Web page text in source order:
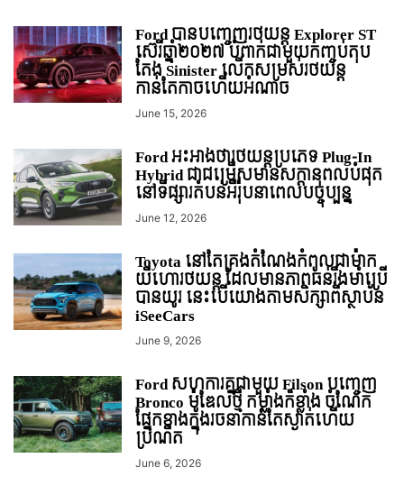
Ford បានបញ្ចេញរថយន្ដ Explorer ST
ស៊េរីឆ្នាំ២០២៧ បំពាក់ជាមួយកញ្ចប់តុប
តែង Sinister លើកសម្រស់រថយន្ដ
កាន់តែកាចហើយអំណាច
June 15, 2026
Ford អះអាងថារថយន្តប្រភេទ Plug-In
Hybrid ជាជម្រើសមានសក្តានុពលបំផុត
នៅទីផ្សារតំបន់អឺរ៉ុបនាពេលបច្ចុប្បន្ន
June 12, 2026
Toyota នៅតែគ្រងតំណែងកំពូលជាម៉ាក
យីហោរថយន្ដ ដែលមានភាពធន់រឹងមាំប្រើ
បានយូរ នេះបើយោងតាមសិក្សាពីស្ថាប័ន
iSeeCars
June 9, 2026
Ford សហការគ្នជាមួយ Filson បញ្ចេញ
Bronco ម៉ូឌែលថ្មី កម្លាំងក៏ខ្លាំង ចំណែក
ផ្នែកខាងក្នុងរចនាកាន់តែស្ងាត់ហើយ
ប្រណីត
June 6, 2026